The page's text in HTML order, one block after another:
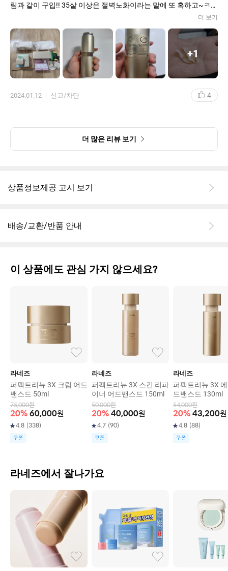
림과 같이 구입!! 35살 이상은 절벽노화이라는 말에 또 혹하고~ㅋ
트위스터 방식으로 비트면 세럼이 나오는 방식이라 사용 간편하고,
향도 은은해서 거부감 안 들고...
세럼이 묽은 제형이라 잘 발리고, 바르고 나면 끈적임없이 쏙 흡수되
면서 피부결이 부들부들~♡
한 동안은 라네즈 퍼펙트 리뉴 3X 세럼을 꾸준히 사용하려고 해요
더 보기
+1
2024.01.12 신고/차단 4
더 많은 리뷰 보기
상품정보제공 고시 보기
배송/교환/반품 안내
이 상품에도 관심 가지 않으세요?
라네즈
퍼펙트리뉴 3X 크림 어드
밴스드 50ml
75,000원
20% 60,000원
4.8 (338)
쿠폰
라네즈
퍼펙트리뉴 3X 스킨 리파
이너 어드밴스드 150ml
50,000원
20% 40,000원
4.7 (90)
쿠폰
라네즈
퍼펙트리뉴 3X
드밴스드 130ml
54,000원
20% 43,200원
4.8 (88)
쿠폰
라네즈에서 잘나가요